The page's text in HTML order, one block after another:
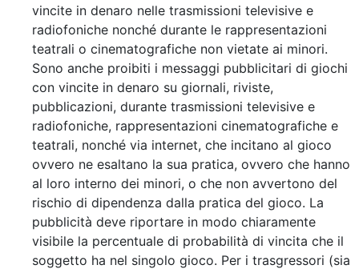
vincite in denaro nelle trasmissioni televisive e
radiofoniche nonché durante le rappresentazioni
teatrali o cinematografiche non vietate ai minori.
Sono anche proibiti i messaggi pubblicitari di giochi
con vincite in denaro su giornali, riviste,
pubblicazioni, durante trasmissioni televisive e
radiofoniche, rappresentazioni cinematografiche e
teatrali, nonché via internet, che incitano al gioco
ovvero ne esaltano la sua pratica, ovvero che hanno
al loro interno dei minori, o che non avvertono del
rischio di dipendenza dalla pratica del gioco. La
pubblicità deve riportare in modo chiaramente
visibile la percentuale di probabilità di vincita che il
soggetto ha nel singolo gioco. Per i trasgressori (sia